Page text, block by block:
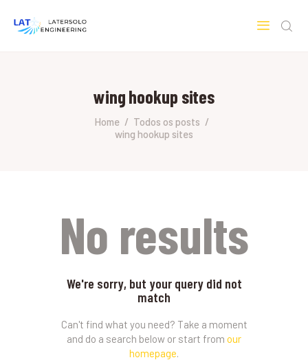
wing hookup sites
Home
Todos os posts
wing hookup sites
SOBRE A LATERSOLO
ENGINEERING
No results
We're sorry, but your query did not
match
Can't find what you need? Take a moment
and do a search below or start from our
homepage.